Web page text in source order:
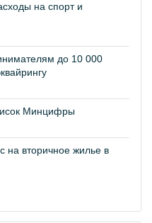
на спорт и
до 10 000
Минцифры
на вторичное жилье в